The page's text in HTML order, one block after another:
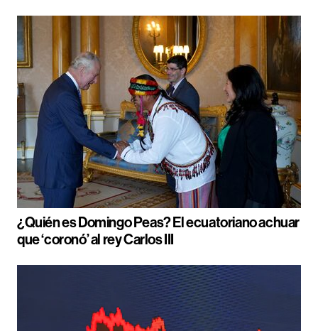
¿Quién es Domingo Peas? El ecuatoriano achuar
que ‘coronó’ al rey Carlos III